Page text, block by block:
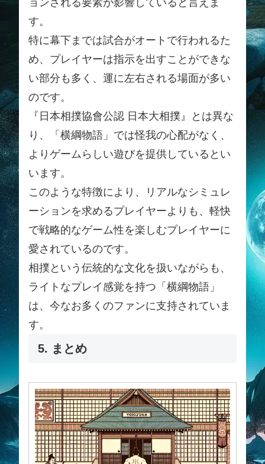
ョンされる要素が影響していると言えま
す。
特に幕下までは試合がオートで行われるた
め、プレイヤーは指示を出すことができな
い部分も多く、運に左右される場面が多い
のです。
『日本相撲協會公認 日本大相撲』とは異な
り、「横綱物語」では怪我の心配がなく、
よりゲームらしい遊びを提供しているとい
います。
このような特徴により、リアルなシミュレ
ーションを求めるプレイヤーよりも、軽快
で戦略的なゲーム性を楽しむプレイヤーに
愛されているのです。
相撲という伝統的な文化を扱いながらも、
ライトなプレイ感覚を持つ「横綱物語」
は、今なお多くのファンに支持されていま
す。
5. まとめ